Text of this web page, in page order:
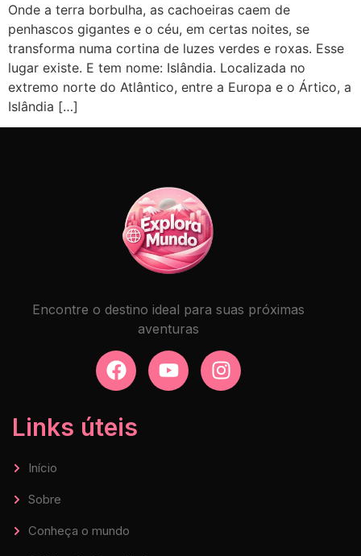
Onde a terra borbulha, as cachoeiras caem de
penhascos gigantes e o céu, em certas noites, se
transforma numa cortina de luzes verdes e roxas. Esse
lugar existe. E tem nome: Islândia. Localizada no
extremo norte do Atlântico, entre a Europa e o Ártico, a
Islândia […]
Encontre o destino ideal para suas próximas
aventuras
Links úteis
Início
Sobre
Conheça o mundo